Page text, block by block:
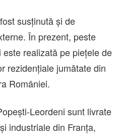
susținută și de
În prezent, peste
realizată pe piețele de
rezidențiale jumătate din
României.
Leordeni sunt livrate
industriale din Franța,